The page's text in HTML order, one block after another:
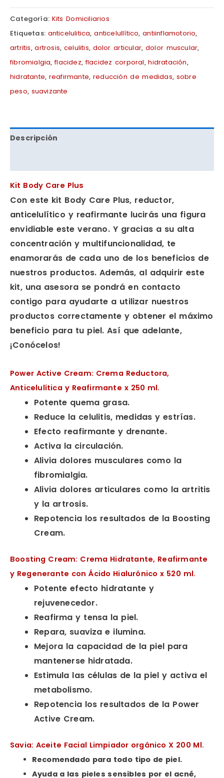
Categoría: Kits Domiciliarios
Etiquetas: anticelulitica,anticelullítico,antiinflamotorio,
artritis,artrosis, celulitis, dolor articular, dolor muscular,
fibromialgia,flacidez,flacidez corporal,hidratación,
hidratante, reafirmante, reducción de medidas, sobre
peso, suavizante
Descripción
Kit Body Care Plus
Con este kit Body Care Plus, reductor,
anticelulítico y reafirmante lucirás una figura
envidiable este verano. Y gracias a su alta
concentración y multifuncionalidad, te
enamorarás de cada uno de los beneficios de
nuestros productos. Además, al adquirir este
kit, una asesora se pondrá en contacto
contigo para ayudarte a utilizar nuestros
productos correctamente y obtener el máximo
beneficio para tu piel. Así que adelante,
¡Conócelos!
Power Active Cream: Crema Reductora,
Anticelulítica y Reafirmante x 250 ml.
Potente quema grasa.
Reduce la celulitis, medidas y estrías.
Efecto reafirmante y drenante.
Activa la circulación.
Alivia dolores musculares como la
fibromialgia.
Alivia dolores articulares como la artritis
y la artrosis.
Repotencia los resultados de la Boosting
Cream.
Boosting Cream: Crema Hidratante, Reafirmante
y Regenerante con Ácido Hialurónico x 520 ml.
Potente efecto hidratante y
rejuvenecedor.
Reafirma y tensa la piel.
Repara, suaviza e ilumina.
Mejora la capacidad de la piel para
mantenerse hidratada.
Estimula las células de la piel y activa el
metabolismo.
Repotencia los resultados de la Power
Active Cream.
Savia: Aceite Facial Limpiador orgánico X 200 Ml.
Recomendado para todo tipo de piel.
Ayuda a las pieles sensibles por el acné,